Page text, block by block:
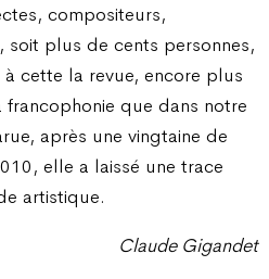
compositeurs,
soit plus de cents personnes,
cette la revue, encore plus
francophonie que dans notre
après une vingtaine de
elle a laissé une trace
artistique.
Claude Gigandet